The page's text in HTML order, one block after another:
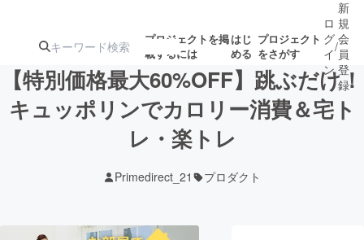
プロジェクトを掲
載するには
はじ
める
プロジェクト
をさがす
注目の新着プロ 募集終了が近いプ
ロ
グ
イ
ン
/
新
規
会
員
登
録
【特別価格最大60%OFF】跳ぶだけ！
キュッポリンでカロリー消費＆宅ト
レ・楽トレ
Primedirect_21 プロダクト